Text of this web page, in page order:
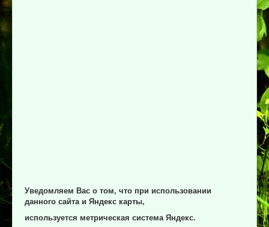
Уведомляем Вас о том, что при использовании
данного сайта и Яндекс карты,
используется метрическая система Яндекс.